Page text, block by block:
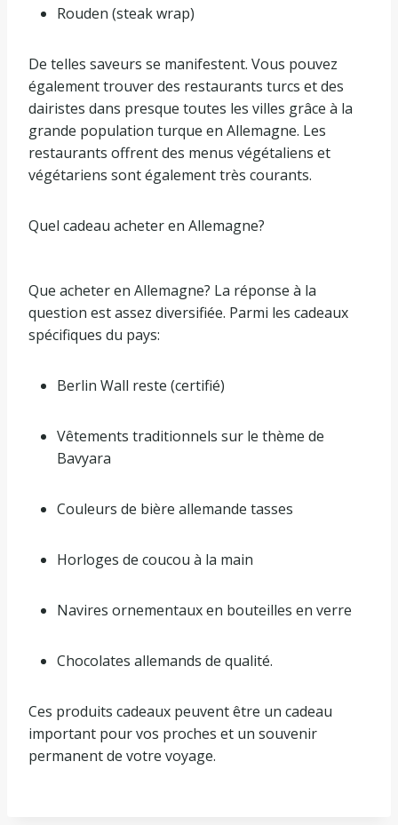
Rouden (steak wrap)
De telles saveurs se manifestent. Vous pouvez
également trouver des restaurants turcs et des
dairistes dans presque toutes les villes grâce à la
grande population turque en Allemagne. Les
restaurants offrent des menus végétaliens et
végétariens sont également très courants.
Quel cadeau acheter en Allemagne?
Que acheter en Allemagne? La réponse à la
question est assez diversifiée. Parmi les cadeaux
spécifiques du pays:
Berlin Wall reste (certifié)
Vêtements traditionnels sur le thème de
Bavyara
Couleurs de bière allemande tasses
Horloges de coucou à la main
Navires ornementaux en bouteilles en verre
Chocolates allemands de qualité.
Ces produits cadeaux peuvent être un cadeau
important pour vos proches et un souvenir
permanent de votre voyage.